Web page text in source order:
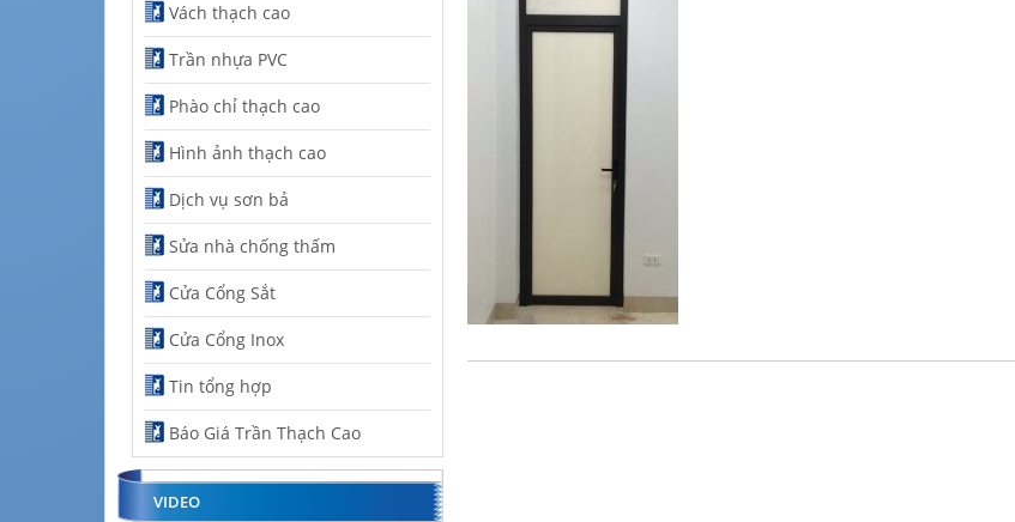
Vách thạch cao
Trần nhựa PVC
Phào chỉ thạch cao
Hình ảnh thạch cao
Dịch vụ sơn bả
Sửa nhà chống thấm
Cửa Cổng Sắt
Cửa Cổng Inox
Tin tổng hợp
Báo Giá Trần Thạch Cao
VIDEO